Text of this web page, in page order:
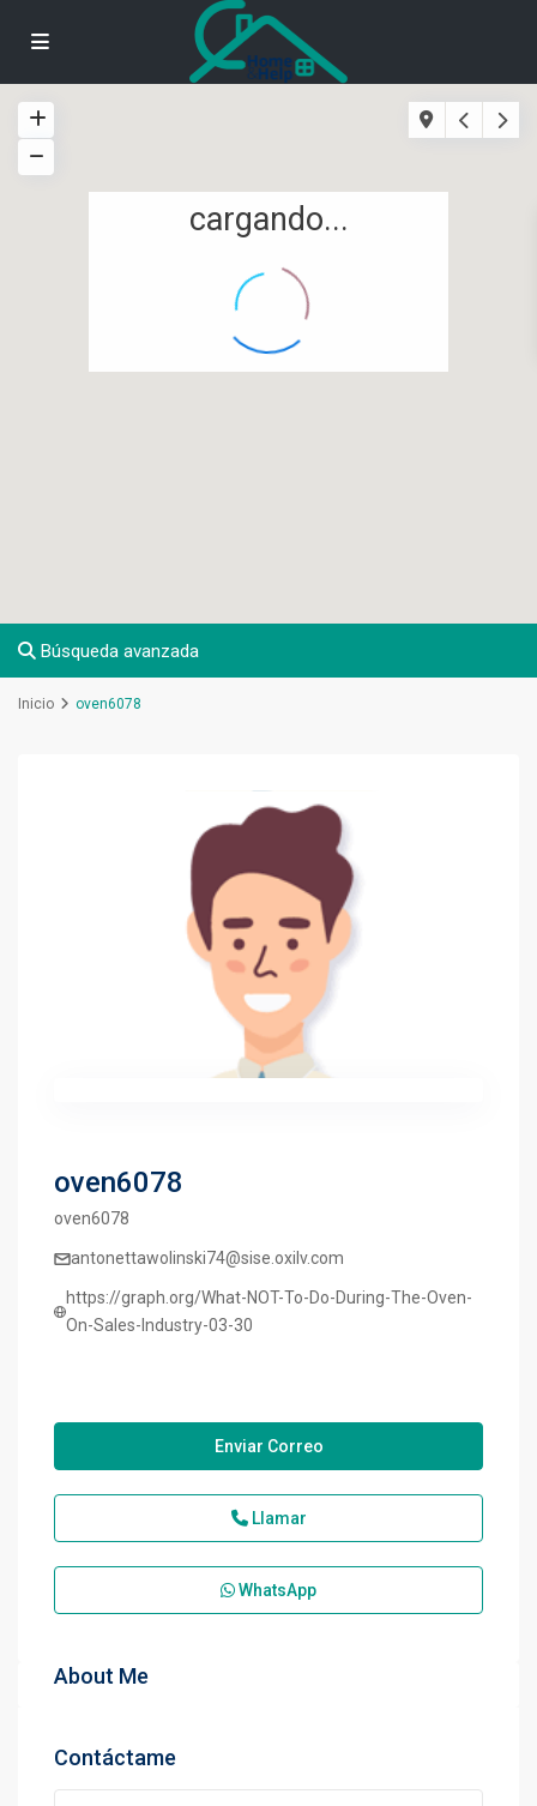
cargando...
Búsqueda avanzada
Inicio oven6078
oven6078
oven6078
antonettawolinski74@sise.oxilv.com
https://graph.org/What-NOT-To-Do-During-The-Oven-
On-Sales-Industry-03-30
Enviar Correo
Llamar
WhatsApp
About Me
Contáctame